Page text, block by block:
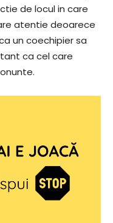
de locul in care
atentie deoarece
un coechipier sa
ca cel care